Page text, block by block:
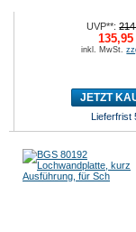
UVP**:
inkl. MwSt.
JETZT
Lieferfrist